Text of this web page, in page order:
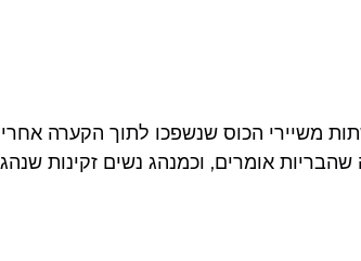
משיירי הכוס שנשפכו לתוך הקערה
אומרים, וכמנהג נשים זקינות